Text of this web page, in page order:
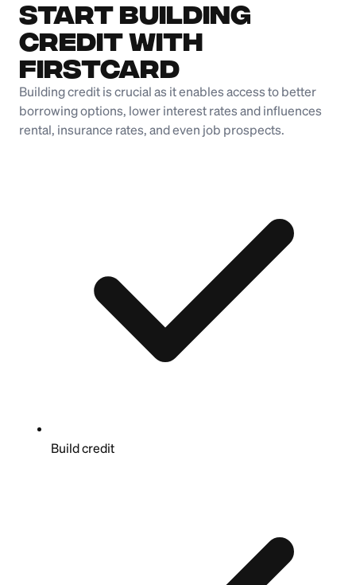
Start Building
Credit with
Firstcard
Building credit is crucial as it enables access to better
borrowing options, lower interest rates and influences
rental, insurance rates, and even job prospects.
Build credit